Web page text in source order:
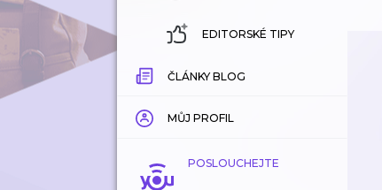
EDITORSKÉ TIPY
ČLÁNKY BLOG
MŮJ PROFIL
POSLOUCHEJTE